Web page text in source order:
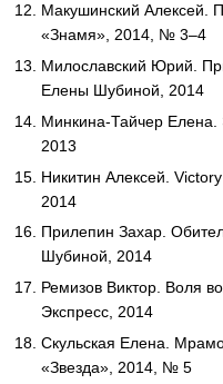
Макушинский Алексей.
«Знамя», 2014, № 3–4
Милославский Юрий.
Елены Шубиной, 2014
Минкина-Тайчер
2013
Никитин Алексей.
2014
Прилепин Захар.
Шубиной, 2014
Ремизов Виктор. Воля
Экспресс, 2014
Скульская Елена.
«Звезда», 2014, № 5